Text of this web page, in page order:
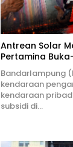
Antrean Solar
Pertamina
Bandarlampung
kendaraan
kendaraan
subsidi di…